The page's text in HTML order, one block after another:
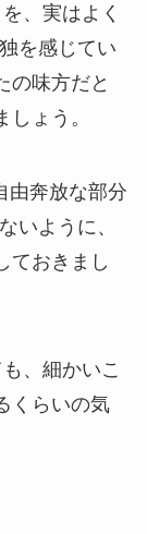
、実はよく
を感じてい
の味方だと
ょう。
由奔放な部分
いように、
ておきまし
、細かいこ
くらいの気